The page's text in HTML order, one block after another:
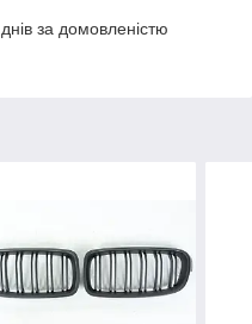
за домовленістю